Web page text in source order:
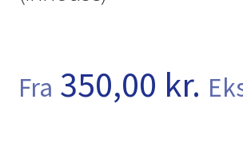
Kurv
Langtidsudlejning
Fra 350,00 kr.